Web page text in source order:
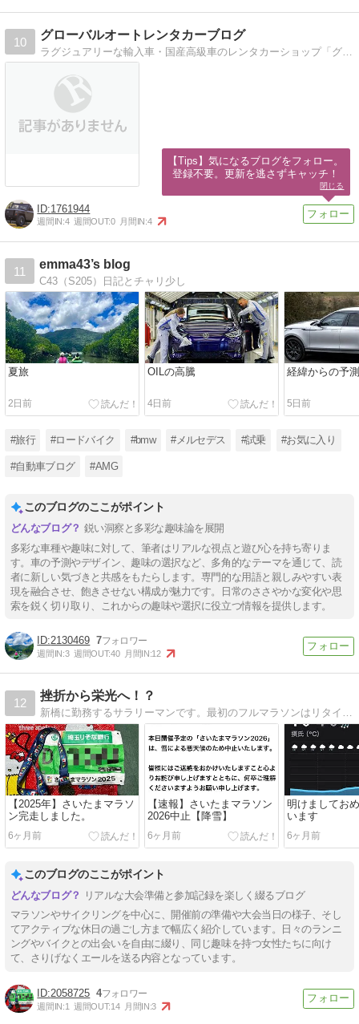
10
グローバルオートレンタカーブログ
ラグジュアリーな輸入車・国産高級車のレンタカーショップ「グローバルオートレンタカー」です。 お車の事はもちろん、特別なお車でお出かけして頂くスポットやイベン…
1761944
週間IN:4 週間OUT:0 月間IN:4
11
emma43’s blog
C43（S205）日記とチャリ少し
夏旅
2日前
OILの高騰
4日前
経緯からの予測
5日前
#旅行 #ロードバイク #bmw #メルセデス #試乗 #お気に入り
#自動車ブログ #AMG
このブログのここがポイント
鋭い洞察と多彩な趣味論を展開
多彩な車種や趣味に対して、筆者はリアルな視点と遊び心を持ち寄りま
す。車の予測やデザイン、趣味の選択など、多角的なテーマを通じて、読
者に新しい気づきと共感をもたらします。専門的な用語と親しみやすい表
現を融合させ、飽きさせない構成が魅力です。日常のささやかな変化や思
索を鋭く切り取り、これからの趣味や選択に役立つ情報を提供します。
2130469 7
週間IN:3 週間OUT:40 月間IN:12
12
挫折から栄光へ！？
新橋に勤務するサラリーマンです。最初のフルマラソンはリタイアした悔しさから走り続けてます。フルマラソンは完走したものの、未だ5時間は切れず、目指せサブ5、そしてその先のサブ4！を目指しながらランニング、その他色々を書き綴ってます。
【2025年】さいたまマラソ
ン完走しました。
6ヶ月前
【速報】さいたまマラソン
2026中止【降雪】
6ヶ月前
明けましてお
います
6ヶ月前
このブログのここがポイント
リアルな大会準備と参加記録を楽しく綴るブログ
マラソンやサイクリングを中心に、開催前の準備や大会当日の様子、そし
てアクティブな休日の過ごし方まで幅広く紹介しています。日々のランニ
ングやバイクとの出会いを自由に綴り、同じ趣味を持つ女性たちに向け
て、さりげなくエールを送る内容となっています。
2058725 4
週間IN:1 週間OUT:14 月間IN:3
【Tips】気になるブログをフォロー。
登録不要。更新を逃さずキャッチ！
閉じる